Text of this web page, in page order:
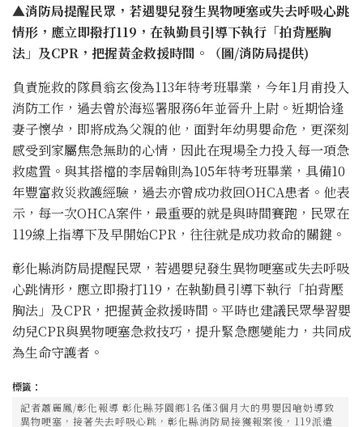
▲消防局提醒民眾，若遇嬰兒發生異物哽塞或失去呼吸心跳
情形，應立即撥打119，在執勤員引導下執行「拍背壓胸
法」及CPR，把握黃金救援時間。（圖/消防局提供)
負責施救的隊員翁玄俊為113年特考班畢業，今年1月甫投入
消防工作，過去曾於海巡署服務6年並晉升上尉。近期恰逢
妻子懷孕，即將成為父親的他，面對年幼男嬰命危，更深刻
感受到家屬焦急無助的心情，因此在現場全力投入每一項急
救處置。與其搭檔的李居翰則為105年特考班畢業，具備10
年豐富救災救護經驗，過去亦曾成功救回OHCA患者。他表
示，每一次OHCA案件，最重要的就是與時間賽跑，民眾在
119線上指導下及早開始CPR，往往就是成功救命的關鍵。
彰化縣消防局提醒民眾，若遇嬰兒發生異物哽塞或失去呼吸
心跳情形，應立即撥打119，在執勤員引導下執行「拍背壓
胸法」及CPR，把握黃金救援時間。平時也建議民眾學習嬰
幼兒CPR與異物哽塞急救技巧，提升緊急應變能力，共同成
為生命守護者。
標籤：
記者蕭麗鳳/彰化報導 彰化縣芬園鄉1名僅3個月大的男嬰因嗆奶導致
異物哽塞，接著失去呼吸心跳，彰化縣消防局接獲報案後，119派遣